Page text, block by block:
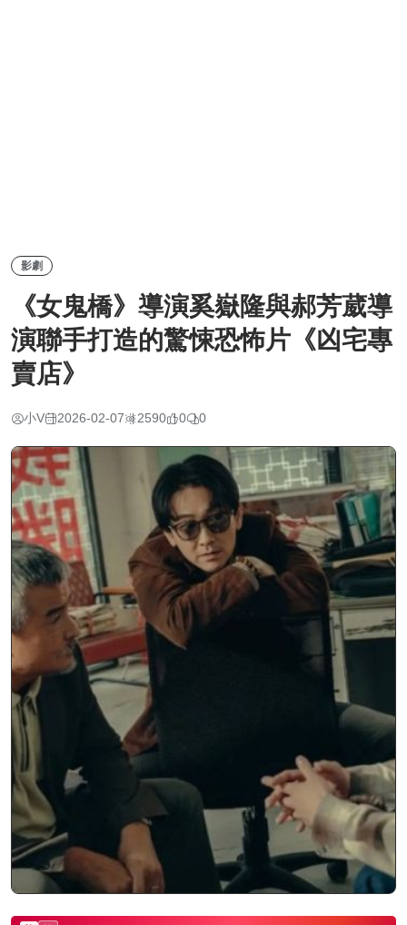
影劇
《女鬼橋》導演奚嶽隆與郝芳葳導
演聯手打造的驚悚恐怖片《凶宅專
賣店》
小V 2026-02-07 2590 0 0